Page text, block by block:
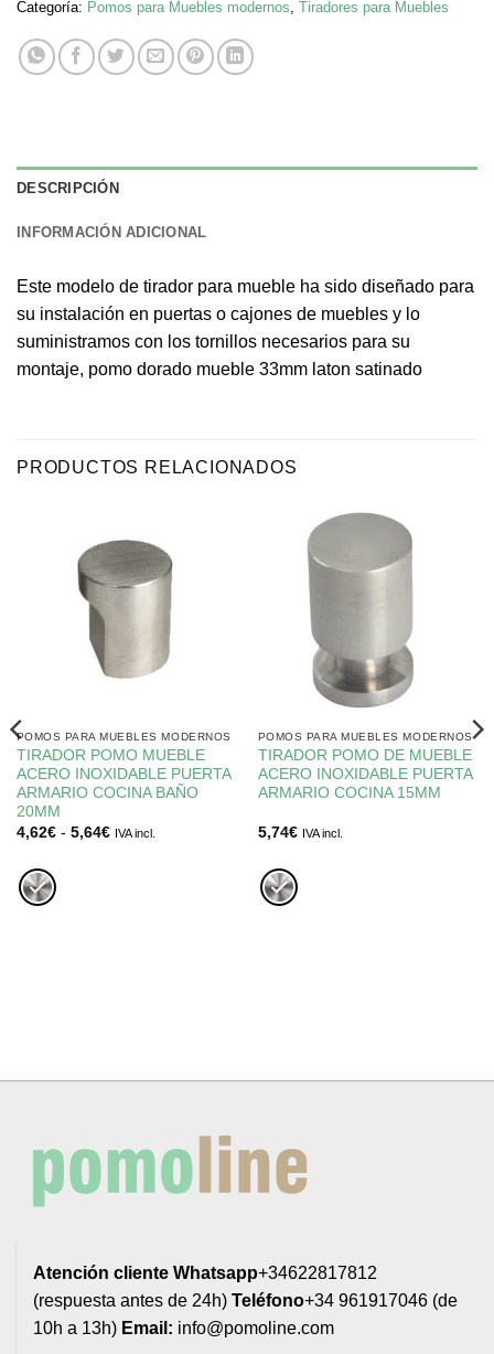
Categoría: Pomos para Muebles modernos, Tiradores para Muebles
DESCRIPCIÓN
INFORMACIÓN ADICIONAL
Este modelo de tirador para mueble ha sido diseñado para
su instalación en puertas o cajones de muebles y lo
suministramos con los tornillos necesarios para su
montaje, pomo dorado mueble 33mm laton satinado
PRODUCTOS RELACIONADOS
POMOS PARA MUEBLES MODERNOS
TIRADOR POMO MUEBLE
ACERO INOXIDABLE PUERTA
ARMARIO COCINA BAÑO
20MM
4,62€ - 5,64€Rango
IVA incl.
POMOS PARA MUEBLES MODERNOS
TIRADOR POMO DE MUEBLE
ACERO INOXIDABLE PUERTA
ARMARIO COCINA 15MM
5,74€ IVA incl.
Atención cliente Whatsapp+34622817812
(respuesta antes de 24h) Teléfono+34 961917046 (de
10h a 13h) Email: info@pomoline.com